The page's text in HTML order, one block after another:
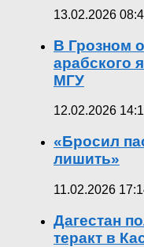
13.02.2026
В Грозном
арабского
МГУ
12.02.2026
«Бросил
лишить»
11.02.2026
Дагестан
теракт в